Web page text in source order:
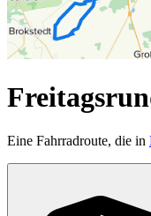
Eine Fahrradroute, die in